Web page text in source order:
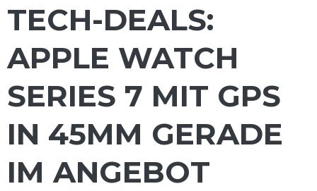
TECH-DEALS:
APPLE WATCH
SERIES 7 MIT GPS
IN 45MM GERADE
IM ANGEBOT